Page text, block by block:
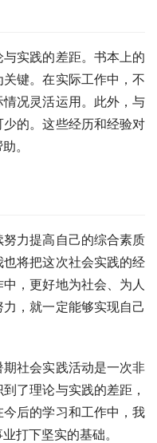
实践的差距。书本上的
键。在实际工作中，不
况灵活运用。此外，与
的。这些经历和经验对
。
力提高自己的综合素质
将把这次社会实践的经
，更好地为社会、为人
，就一定能够实现自己
社会实践活动是一次非
了理论与实践的差距，
后的学习和工作中，我
打下坚实的基础。